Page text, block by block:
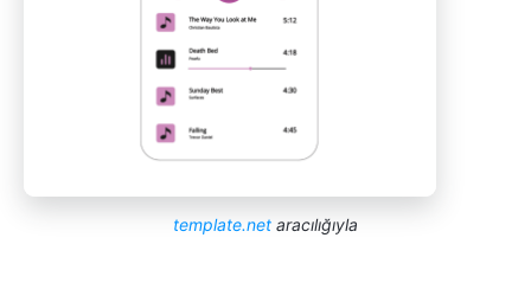
template.net aracılığıyla